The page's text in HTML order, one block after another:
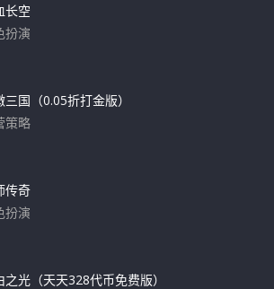
长空
扮演
三国（0.05折打金版）
策略
传奇
扮演
之光（天天328代币免费版）